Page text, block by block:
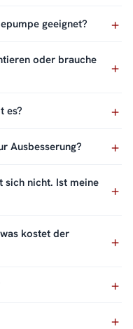
geeignet?
oder brauche
es?
Ausbesserung?
sich nicht. Ist meine
kostet der